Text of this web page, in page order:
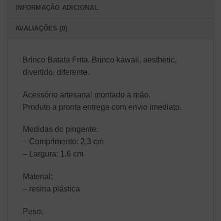
INFORMAÇÃO ADICIONAL
AVALIAÇÕES (0)
Brinco Batata Frita. Brinco kawaii, aesthetic,
divertido, diferente.
Acessório artesanal montado a mão.
Produto a pronta entrega com envio imediato.
Medidas do pingente:
– Comprimento: 2,3 cm
– Largura: 1,6 cm
Material:
– resina plástica
Peso: